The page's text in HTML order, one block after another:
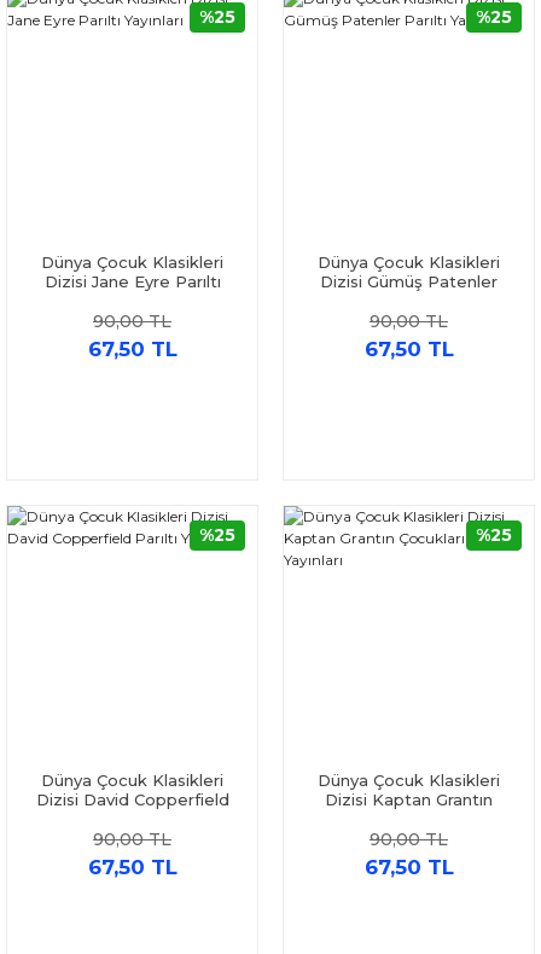
Dünya Çocuk Klasikleri
Dizisi Jane Eyre Parıltı
90,00 TL
67,50 TL
%25
Dünya Çocuk Klasikleri
Dizisi Gümüş Patenler
90,00 TL
67,50 TL
%25
Dünya Çocuk Klasikleri
Dizisi David Copperfield
90,00 TL
67,50 TL
%25
Dünya Çocuk Klasikleri
Dizisi Kaptan Grantın
90,00 TL
67,50 TL
%25